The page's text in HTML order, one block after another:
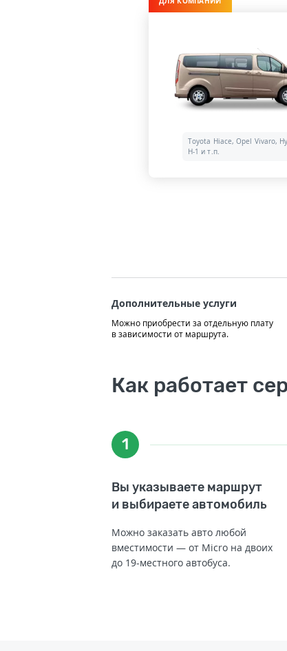
Toyota Hiace, Opel Vivaro,
H-1 и т.п.
Дополнительные услуги
Можно приобрести за отдельную плату
в зависимости от маршрута.
Как работает
1
Вы указываете маршрут
и выбираете автомобиль
Можно заказать авто любой
вместимости — от Micro на двоих
до 19-местного автобуса.